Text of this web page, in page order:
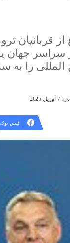
از قربانیان
جهان
المللی را به
2025
فیس بوک